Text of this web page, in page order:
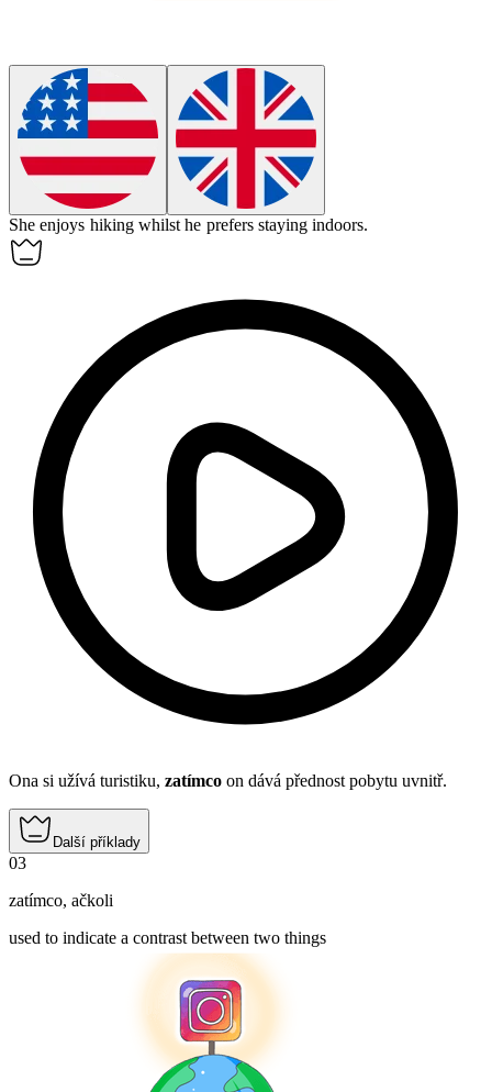
She enjoys hiking whilst he prefers staying indoors.
Ona si užívá turistiku, zatímco on dává přednost pobytu uvnitř.
Další příklady
03
zatímco, ačkoli
used to indicate a contrast between two things